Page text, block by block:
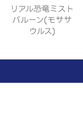
リアル恐竜ミスト
バルーン(モササ
ウルス)